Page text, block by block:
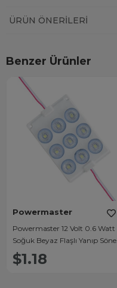
ÜRÜN ÖNERILERI
Benzer Ürünler
Powermaster
Powermaster 12 Volt 0.6 Watt
Soğuk Beyaz Flaşlı Yanıp
Modül Led
$1.18